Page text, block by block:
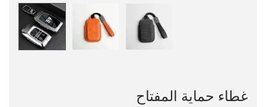
غطاء حماية المفتاح